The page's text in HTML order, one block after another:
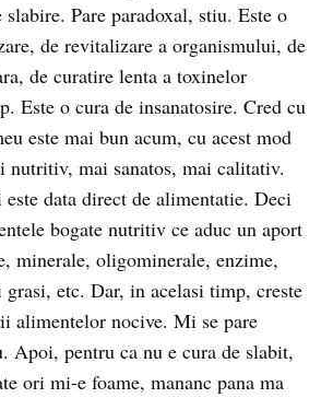
slabire. Pare paradoxal, stiu. Este o
de revitalizare a organismului, de
de curatire lenta a toxinelor
Este o cura de insanatosire. Cred cu
este mai bun acum, cu acest mod
nutritiv, mai sanatos, mai calitativ.
data direct de alimentatie. Deci
bogate nutritiv ce aduc un aport
minerale, oligominerale, enzime,
etc. Dar, in acelasi timp, creste
alimentelor nocive. Mi se pare
Apoi, pentru ca nu e cura de slabit,
ori mi-e foame, mananc pana ma